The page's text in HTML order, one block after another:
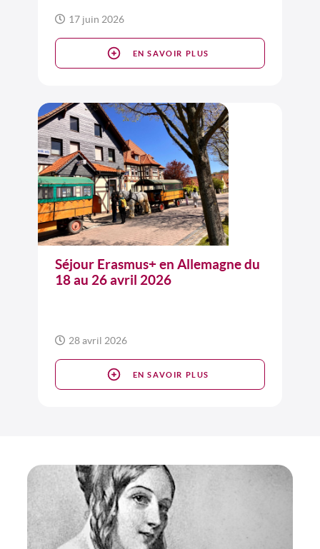
17 juin 2026
EN SAVOIR PLUS
Séjour Erasmus+ en Allemagne du
18 au 26 avril 2026
28 avril 2026
EN SAVOIR PLUS